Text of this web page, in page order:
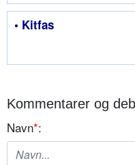
• Kitfas
Kommentarer og
Navn*: